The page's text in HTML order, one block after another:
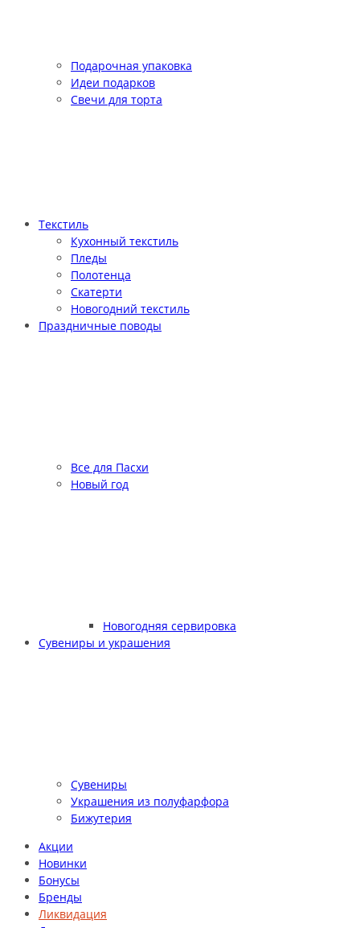
Подарочная упаковка
Идеи подарков
Свечи для торта
Текстиль
Кухонный текстиль
Пледы
Полотенца
Скатерти
Новогодний текстиль
Праздничные поводы
Все для Пасхи
Новый год
Новогодняя сервировка
Сувениры и украшения
Сувениры
Украшения из полуфарфора
Бижутерия
Акции
Новинки
Бонусы
Бренды
Ликвидация